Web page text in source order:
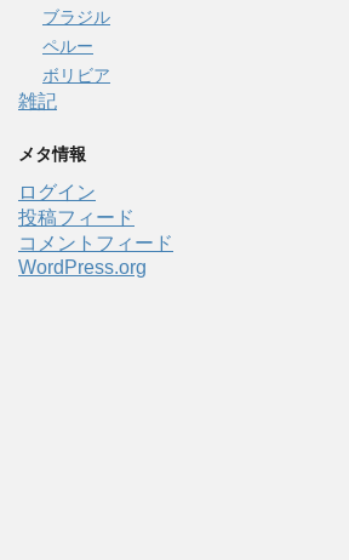
ブラジル
ペルー
ボリビア
雑記
メタ情報
ログイン
投稿フィード
コメントフィード
WordPress.org